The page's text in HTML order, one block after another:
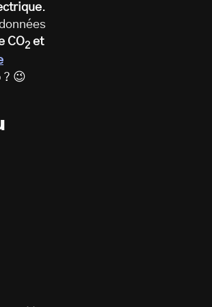
.
CO2 et
? 😉